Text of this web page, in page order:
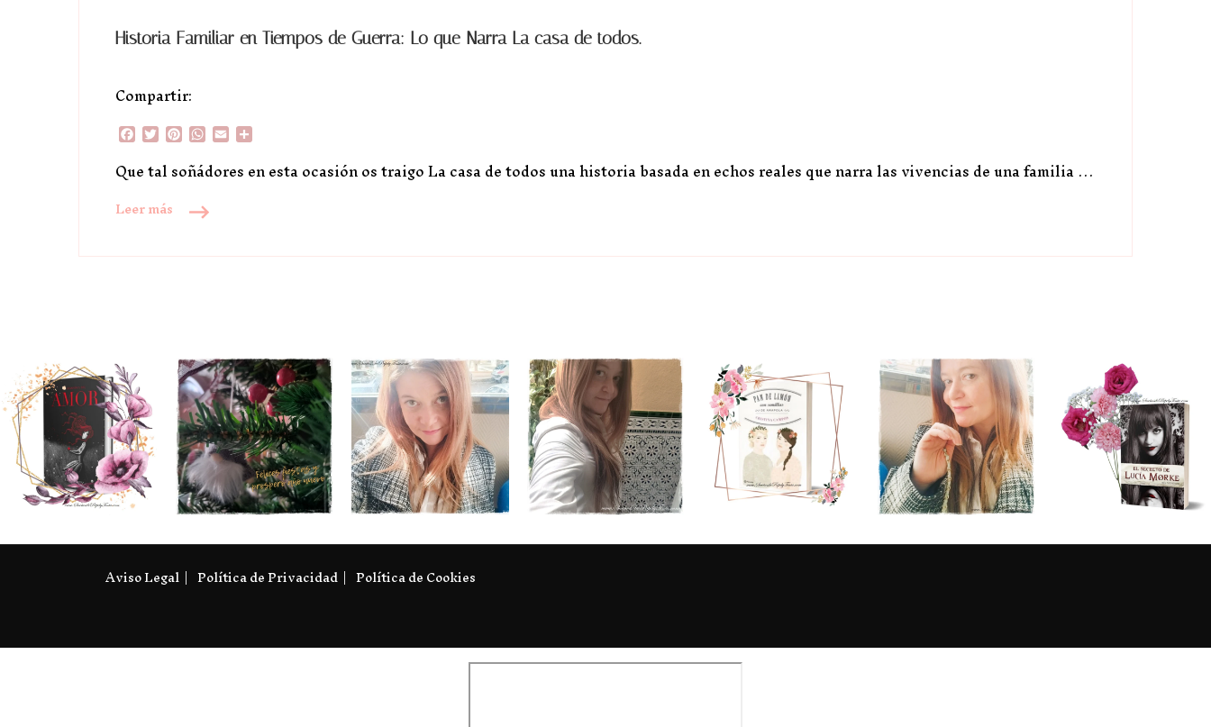
Historia Familiar en Tiempos de Guerra: Lo que Narra La casa de todos.
Compartir:
Facebook
Twitter
Pinterest
WhatsApp
Email
Que tal soñádores en esta ocasión os traigo La casa de todos una historia basada en echos reales que narra las vivencias de una familia …
Leer más
Aviso Legal Política de Privacidad Política de Cookies